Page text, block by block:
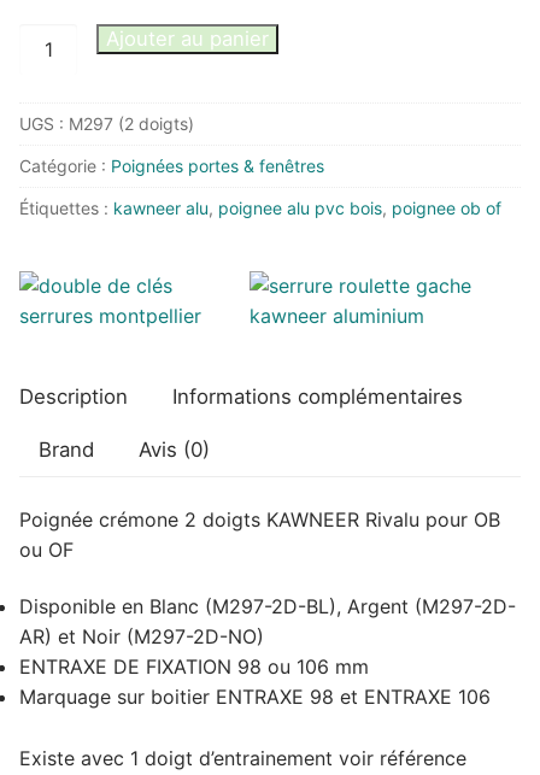
quantité
KAWNEER
2
pour
Ajouter au panier
UGS : M297 (2 doigts)
Catégorie : Poignées portes & fenêtres
Étiquettes : kawneer alu, poignee alu pvc bois, poignee ob of
Description Informations complémentaires
Brand Avis (0)
Poignée crémone 2 doigts KAWNEER Rivalu pour OB
ou OF
Disponible en Blanc (M297-2D-BL), Argent (M297-2D-
AR) et Noir (M297-2D-NO)
ENTRAXE DE FIXATION 98 ou 106 mm
Marquage sur boitier ENTRAXE 98 et ENTRAXE 106
Existe avec 1 doigt d’entrainement voir référence